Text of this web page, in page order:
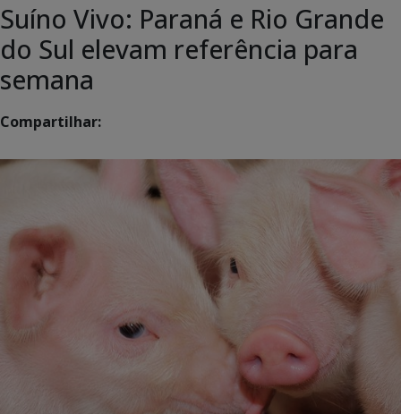
Suíno Vivo: Paraná e Rio Grande
do Sul elevam referência para
semana
Compartilhar: